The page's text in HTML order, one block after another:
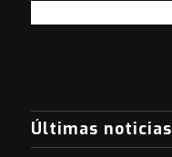
Últimas noticias